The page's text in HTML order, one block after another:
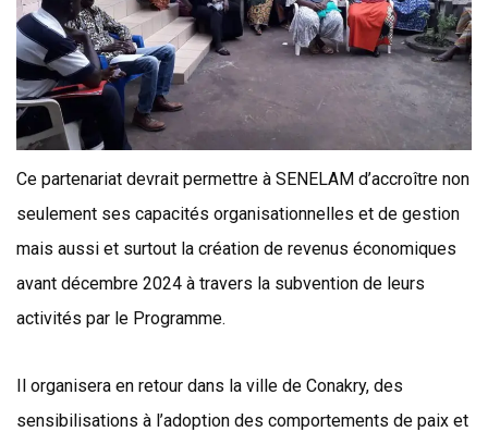
Ce partenariat devrait permettre à SENELAM d’accroître non
seulement ses capacités organisationnelles et de gestion
mais aussi et surtout la création de revenus économiques
avant décembre 2024 à travers la subvention de leurs
activités par le Programme.
Il organisera en retour dans la ville de Conakry, des
sensibilisations à l’adoption des comportements de paix et